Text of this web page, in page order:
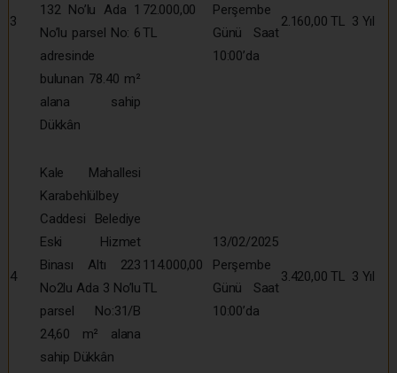
3
132 No’lu Ada 1
No’lu parsel No: 6
adresinde
bulunan 78.40 m²
alana sahip
Dükkân
72.000,00
TL
Perşembe
Günü Saat
10:00’da
2.160,00 TL 3 Yıl
4
Kale Mahallesi
Karabehlülbey
Caddesi Belediye
Eski Hizmet
Binası Altı 223
No2lu Ada 3 No’lu
parsel No:31/B
24,60 m² alana
sahip Dükkân
114.000,00
TL
13/02/2025
Perşembe
Günü Saat
10:00’da
3.420,00 TL 3 Yıl